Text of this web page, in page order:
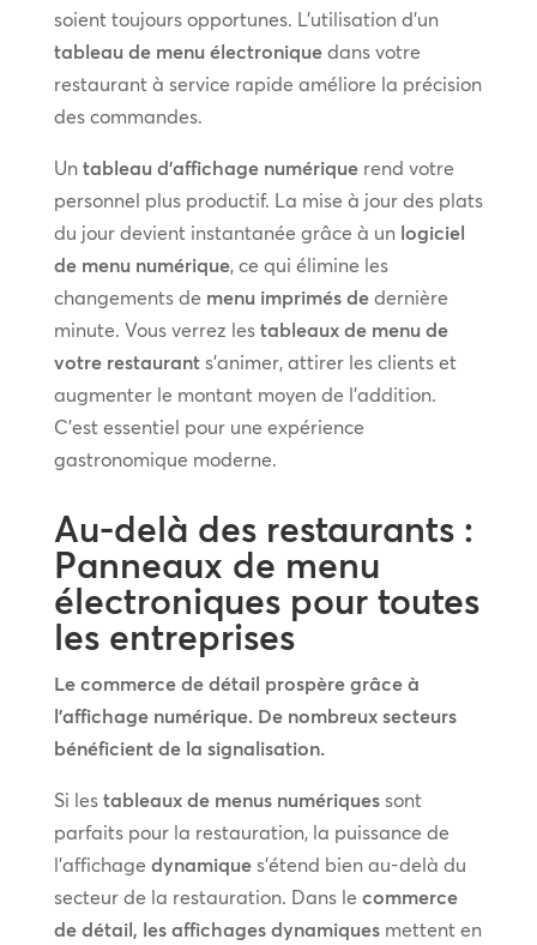
soient toujours opportunes. L’utilisation d’un
tableau de menu électroniquedans votre
restaurant à service rapide améliore la précision
des commandes.
Un tableau d’affichage numériquerend votre
personnel plus productif. La mise à jour des plats
du jour devient instantanée grâce à un logiciel
de menu numérique, ce qui élimine les
changements de menu imprimés dedernière
minute. Vous verrez les tableaux de menu de
votre restaurants’animer, attirer les clients et
augmenter le montant moyen de l’addition.
C’est essentiel pour une expérience
gastronomique moderne.
Au-delà des restaurants :
Panneaux de menu
électroniques pour toutes
les entreprises
Le commerce de détail prospère grâce à
l’affichage numérique. De nombreux secteurs
bénéficient de la signalisation.
Si les tableaux de menus numériquessont
parfaits pour la restauration, la puissance de
l’affichage dynamiques’étend bien au-delà du
secteur de la restauration. Dans le commerce
de détail, les affichages dynamiquesmettent en